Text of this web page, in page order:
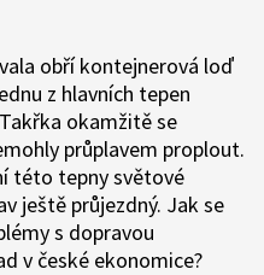
obří kontejnerová loď
z hlavních tepen
okamžitě se
průplavem proplout.
této tepny světové
ještě průjezdný. Jak se
s dopravou
v české ekonomice?